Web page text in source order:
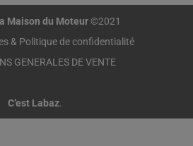
Maison du Moteur©2021
& Politique de confidentialité
GENERALES DE VENTE
C’est Labaz.